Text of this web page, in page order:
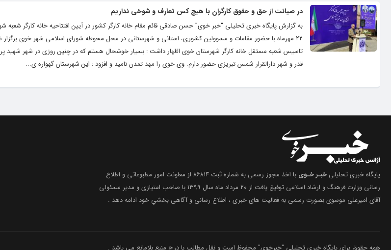
در صیانت از حق و حقوق کارگران با هیچ کس تعارف و شوخی نداریم
به گزارش پایگاه خبری تحلیلی “خبر خوی” حسن صادقی قائم مقام خانه کارگر کشور در آیین افتتاحیه خانه کارگر
۲۲ مهرماه با حضور مقامات و مسوولین کشوری، استانی و شهرستانی در محل محوطه شورای اسلامی شهر خوی برگزار
تاسیس شعبه مستقل خانه کارگر شهرستان خوی اظهار داشت : بسیار خوشحال هستم که در چنین روزی در شهر شهید
قدر و شهر دارالقرار شمس تبریزی حضور دارم. وی خوی را مهد تمدن نامید و افزود : این شهرستان گهواره ی...
پایگاه خبری تحلیلی خبـر خـوی
با اخذ مجوز رسمی به شماره ثبت ۸۶۸۱۴ از معاونت امور مطبوعاتی و اطلاع
رسانی وزارت فرهنگ و ارشاد اسلامی توفیق یافت از ۲۰ مرداد ماه سال ۱۳۹۹ با صاحب امتیازی و مدیر مسئولی
آقای امیرعلی موسوی بصورت رسمی به فعالیت های خبری ، اطلاع رسانی و آگاهی بخشیِ خود ادامه دهد .
همه حقوق برای پایگاه خبری تحلیلی "خبرخوی" محفوظ است و نقل مطالب با درج منبع بلامانع می باشد .